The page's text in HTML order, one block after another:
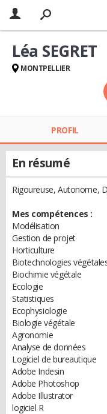
Léa SEGRET
MONTPELLIER
PROFIL
En résumé
Rigoureuse, Autonome,
Mes compétences :
Modélisation
Gestion de projet
Horticulture
Biotechnologies
Biochimie végétale
Ecologie
Statistiques
Ecophysiologie
Biologie végétale
Agronomie
Analyse de données
Logiciel de bureautique
Adobe Indesin
Adobe Photoshop
Adobe Illustrator
logiciel R